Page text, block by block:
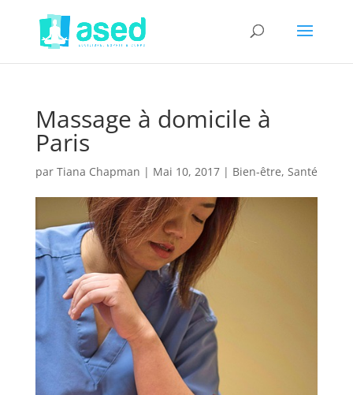
Massage à domicile à
Paris
par Tiana Chapman | Mai 10, 2017| Bien-être, Santé